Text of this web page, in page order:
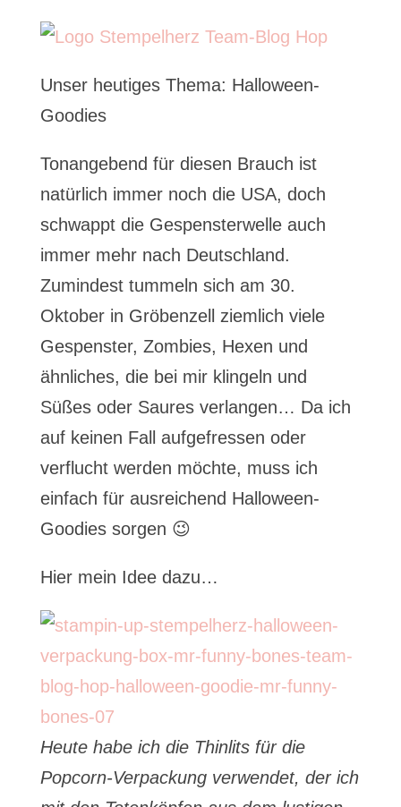
Unser heutiges Thema: Halloween-
Goodies
Tonangebend für diesen Brauch ist
natürlich immer noch die USA, doch
schwappt die Gespensterwelle auch
immer mehr nach Deutschland.
Zumindest tummeln sich am 30.
Oktober in Gröbenzell ziemlich viele
Gespenster, Zombies, Hexen und
ähnliches, die bei mir klingeln und
Süßes oder Saures verlangen… Da ich
auf keinen Fall aufgefressen oder
verflucht werden möchte, muss ich
einfach für ausreichend Halloween-
Goodies sorgen 😉
Hier mein Idee dazu…
Heute habe ich die Thinlits für die
Popcorn-Verpackung verwendet, der ich